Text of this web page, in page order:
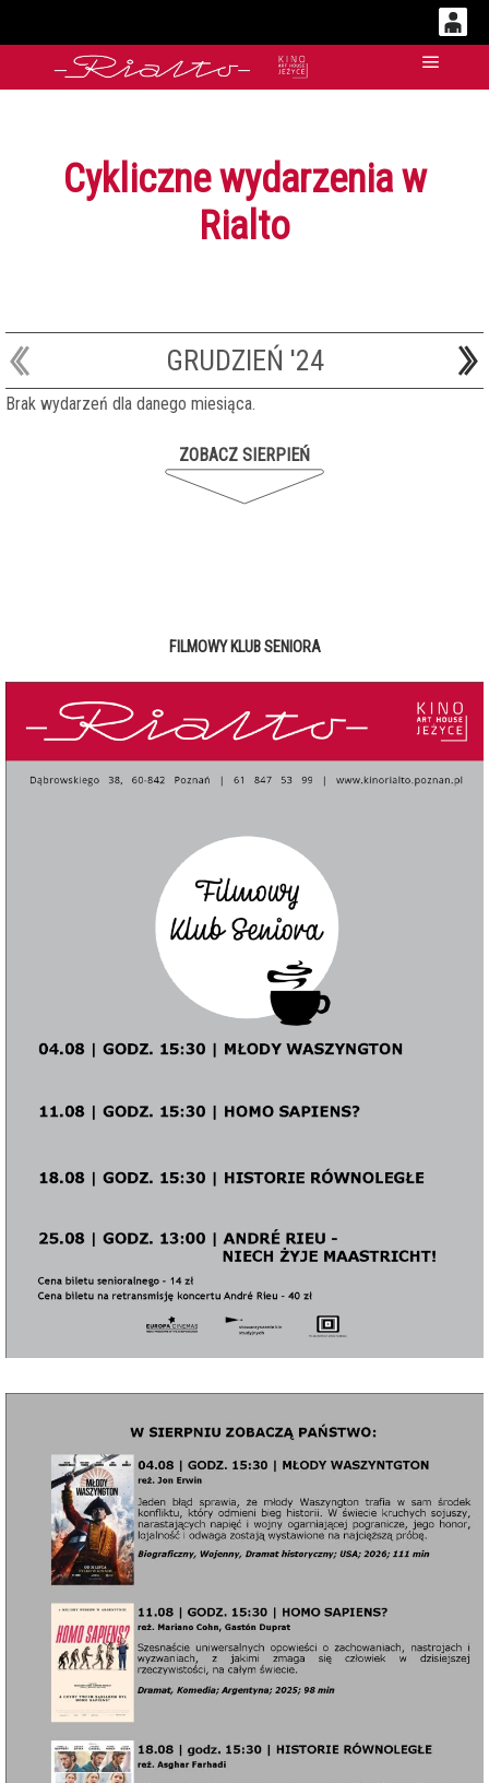
0,00
14 51
Cykliczne wydarzenia w
Rialto
GRUDZIEŃ '24
Brak wydarzeń dla danego miesiąca.
ZOBACZ SIERPIEŃ
FILMOWY KLUB SENIORA